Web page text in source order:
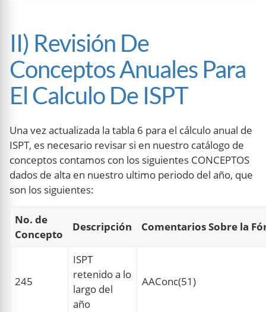
II) Revisión De
Conceptos Anuales Para
El Calculo De ISPT
Una vez actualizada la tabla 6 para el cálculo anual de
ISPT, es necesario revisar si en nuestro catálogo de
conceptos contamos con los siguientes CONCEPTOS
dados de alta en nuestro ultimo periodo del año, que
son los siguientes:
No. de
Concepto
Descripción Comentarios Sobre la
245
ISPT
retenido a lo
largo del
año
AAConc(51)